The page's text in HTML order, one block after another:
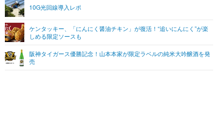
グラビア
ショッピング その他
ライフTOP
その他
リリース一覧
プッシュ通知の停止方法
10G光回線導入レポ
ケンタッキー、「にんにく醤油チキン」が復活！“追いにんにく”が楽
しめる限定ソースも
阪神タイガース優勝記念！山本本家が限定ラベルの純米大吟醸酒を発
売